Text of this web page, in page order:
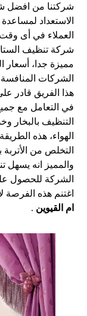
شركتنا من افضل
الاستعداد
العملاء في أى
شركة تنظيف
مميزة جدا، أسعار
الشركات
هذا الفريق قادر
في التعامل مع
التنظيف بالبخار
الهواء، هذه
التخلص من
والمميز انه يسهل
الشركة للحصول
اغتنم هذه
ام القيوين .